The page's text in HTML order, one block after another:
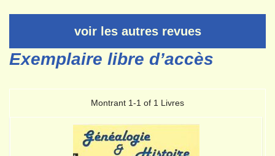
voir les autres revues
Exemplaire libre d’accès
Montrant 1-1 of 1 Livres